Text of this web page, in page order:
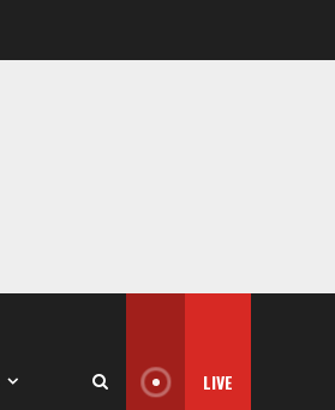
LIVE